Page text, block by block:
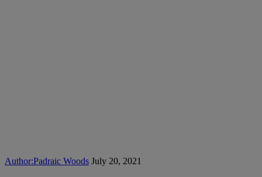
Author:Padraic Woods July 20, 2021